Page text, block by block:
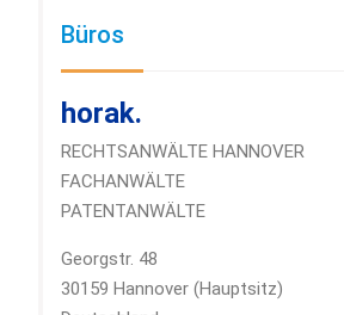
Büros
horak.
RECHTSANWÄLTE HANNOVER
FACHANWÄLTE
PATENTANWÄLTE
Georgstr. 48
30159 Hannover (Hauptsitz)